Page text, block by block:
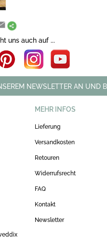
uns auch auf ...
NEWSLETTER AN UND
MEHR INFOS
Lieferung
Versandkosten
Retouren
Widerrufsrecht
FAQ
Kontakt
Newsletter